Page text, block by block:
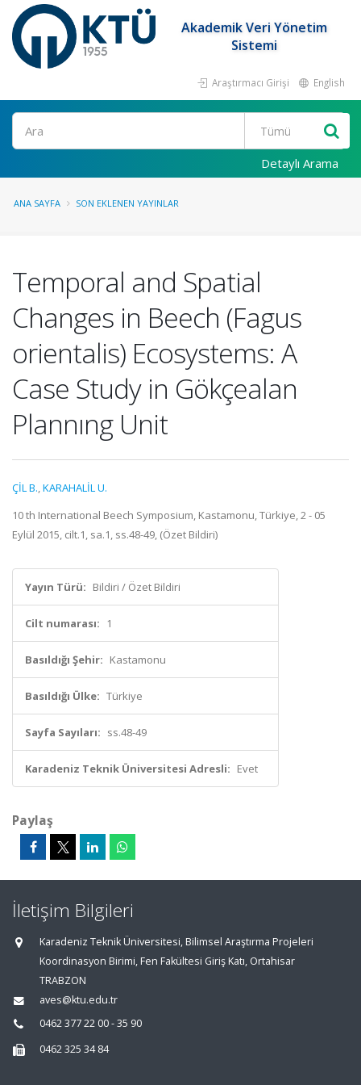
Akademik Veri Yönetim
Sistemi
Araştırmacı Girişi English
Ara
Detaylı Arama
ANA SAYFA SON EKLENEN YAYINLAR
Temporal and Spatial
Changes in Beech (Fagus
orientalis) Ecosystems: A
Case Study in Gökçealan
Plannıng Unit
ÇİL B.,KARAHALİL U.
10 th International Beech Symposium, Kastamonu, Türkiye, 2 - 05
Eylül 2015, cilt.1, sa.1, ss.48-49, (Özet Bildiri)
Yayın Türü: Bildiri / Özet Bildiri
Cilt numarası: 1
Basıldığı Şehir: Kastamonu
Basıldığı Ülke: Türkiye
Sayfa Sayıları: ss.48-49
Karadeniz Teknik Üniversitesi Adresli: Evet
Paylaş
İletişim Bilgileri
Karadeniz Teknik Üniversitesi, Bilimsel Araştırma Projeleri
Koordinasyon Birimi, Fen Fakültesi Giriş Katı, Ortahisar
TRABZON
aves@ktu.edu.tr
0462 377 22 00 - 35 90
0462 325 34 84